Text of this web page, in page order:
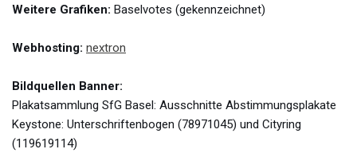
Weitere Grafiken: Baselvotes (gekennzeichnet)
Webhosting: nextron
Bildquellen Banner:
Plakatsammlung SfG Basel: Ausschnitte Abstimmungsplakate
Keystone: Unterschriftenbogen (78971045) und Cityring
(119619114)